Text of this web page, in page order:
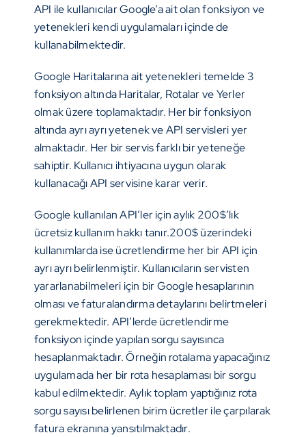
API ile kullanıcılar Google’a ait olan fonksiyon ve
yetenekleri kendi uygulamaları içinde de
kullanabilmektedir.
Google Haritalarına ait yetenekleri temelde 3
fonksiyon altında Haritalar, Rotalar ve Yerler
olmak üzere toplamaktadır. Her bir fonksiyon
altında ayrı ayrı yetenek ve API servisleri yer
almaktadır. Her bir servis farklı bir yeteneğe
sahiptir. Kullanıcı ihtiyacına uygun olarak
kullanacağı API servisine karar verir.
Google kullanılan API’ler için aylık 200$’lık
ücretsiz kullanım hakkı tanır.200$ üzerindeki
kullanımlarda ise ücretlendirme her bir API için
ayrı ayrı belirlenmiştir. Kullanıcıların servisten
yararlanabilmeleri için bir Google hesaplarının
olması ve faturalandırma detaylarını belirtmeleri
gerekmektedir. API’lerde ücretlendirme
fonksiyon içinde yapılan sorgu sayısınca
hesaplanmaktadır. Örneğin rotalama yapacağınız
uygulamada her bir rota hesaplaması bir sorgu
kabul edilmektedir. Aylık toplam yaptığınız rota
sorgu sayısı belirlenen birim ücretler ile çarpılarak
fatura ekranına yansıtılmaktadır.